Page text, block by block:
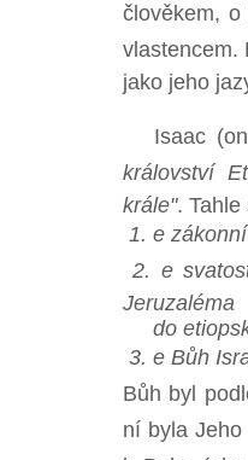
člověkem, o
vlastencem.
jako jeho
Isaac
království
krále".
1. e
2. e
Jeruzaléma
do
3. e Bůh
Bůh byl
ní byla